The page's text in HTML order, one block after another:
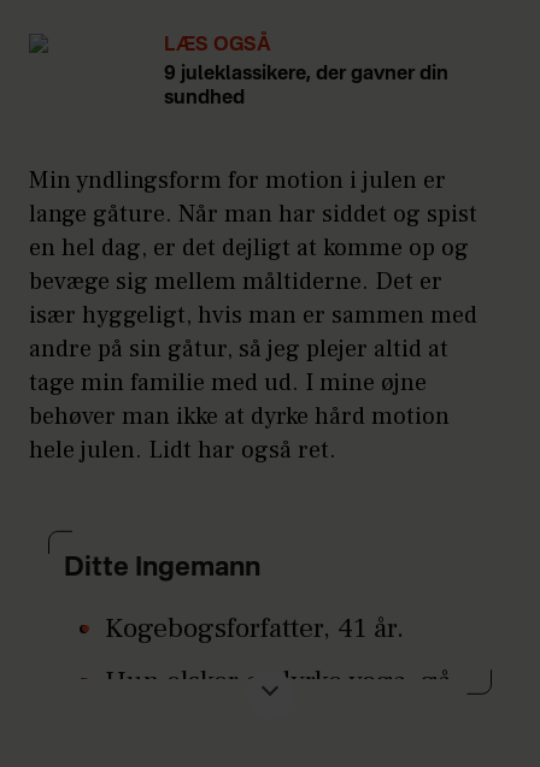
LÆS OGSÅ
9 juleklassikere, der gavner din
sundhed
Min yndlingsform for motion i julen er
lange gåture. Når man har siddet og spist
en hel dag, er det dejligt at komme op og
bevæge sig mellem måltiderne. Det er
især hyggeligt, hvis man er sammen med
andre på sin gåtur, så jeg plejer altid at
tage min familie med ud. I mine øjne
behøver man ikke at dyrke hård motion
hele julen. Lidt har også ret.
Ditte Ingemann
Kogebogsforfatter, 41 år.
Hun elsker at dyrke yoga, gå